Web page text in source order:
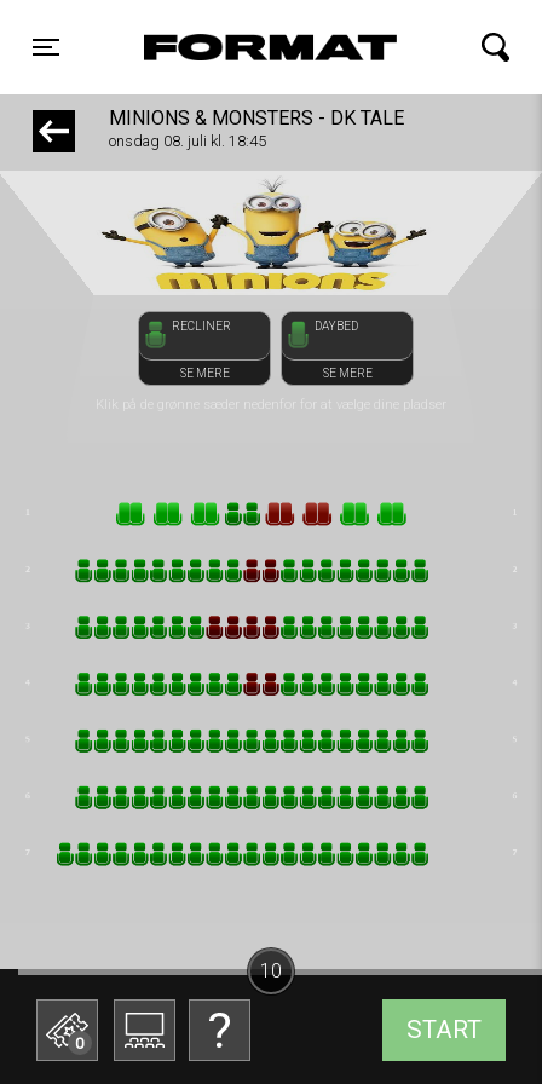
Toggle navigation
FORMAT Biograf
MINIONS & MONSTERS - DK TALE
onsdag 08. juli kl. 18:45
RECLINER
SE MERE
DAYBED
SE MERE
Klik på de grønne sæder nedenfor for at vælge dine pladser
0 START
10
1step-front02 094636